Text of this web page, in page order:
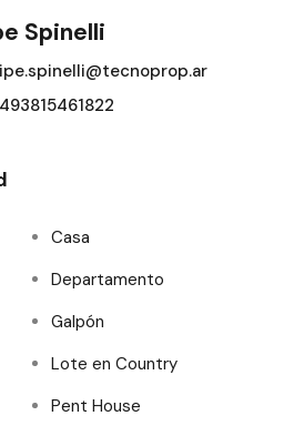
Spinelli
Casa
Departamento
Galpón
Lote en Country
Pent House